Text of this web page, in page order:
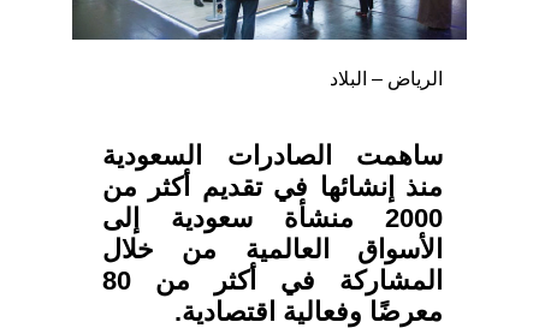
الرياض – البلاد
ساهمت الصادرات السعودية
منذ إنشائها في تقديم أكثر من
2000 منشأة سعودية إلى
الأسواق العالمية من خلال
المشاركة في أكثر من 80
معرضًا وفعالية اقتصادية.